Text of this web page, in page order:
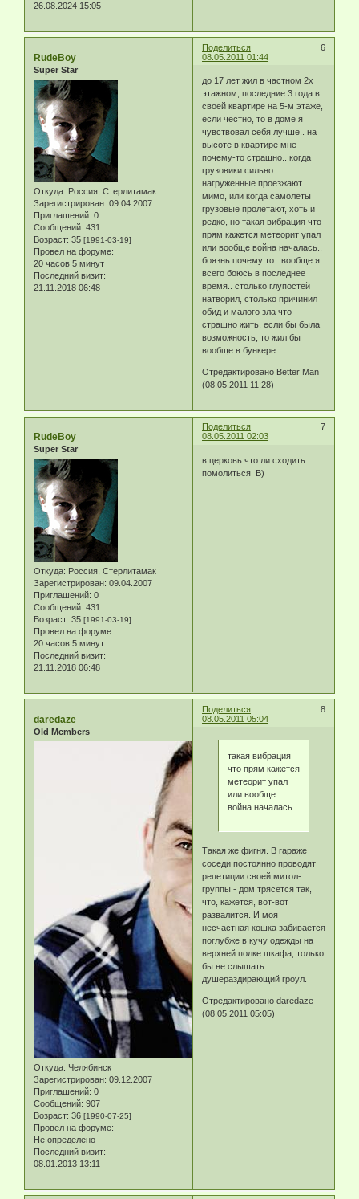
26.08.2024 15:05
Поделиться
6
08.05.2011 01:44
RudeBoy
Super Star
Откуда: Россия, Стерлитамак
Зарегистрирован: 09.04.2007
Приглашений: 0
Сообщений: 431
Возраст: 35 [1991-03-19]
Провел на форуме:
20 часов 5 минут
Последний визит:
21.11.2018 06:48
до 17 лет жил в частном 2х
этажном, последние 3 года в
своей квартире на 5-м этаже,
если честно, то в доме я
чувствовал себя лучше.. на
высоте в квартире мне
почему-то страшно.. когда
грузовики сильно
нагруженные проезжают
мимо, или когда самолеты
грузовые пролетают, хоть и
редко, но такая вибрация что
прям кажется метеорит упал
или вообще война началась..
боязнь почему то.. вообще я
всего боюсь в последнее
время.. столько глупостей
натворил, столько причинил
обид и малого зла что
страшно жить, если бы была
возможность, то жил бы
вообще в бункере.
Отредактировано Better Man
(08.05.2011 11:28)
Поделиться
7
08.05.2011 02:03
RudeBoy
Super Star
Откуда: Россия, Стерлитамак
Зарегистрирован: 09.04.2007
Приглашений: 0
Сообщений: 431
Возраст: 35 [1991-03-19]
Провел на форуме:
20 часов 5 минут
Последний визит:
21.11.2018 06:48
в церковь что ли сходить
помолиться B)
Поделиться
8
08.05.2011 05:04
daredaze
Old Members
Откуда: Челябинск
Зарегистрирован: 09.12.2007
Приглашений: 0
Сообщений: 907
Возраст: 36 [1990-07-25]
Провел на форуме:
Не определено
Последний визит:
08.01.2013 13:11
такая вибрация
что прям кажется
метеорит упал
или вообще
война началась
Такая же фигня. В гараже
соседи постоянно проводят
репетиции своей митол-
группы - дом трясется так,
что, кажется, вот-вот
развалится. И моя
несчастная кошка забивается
поглубже в кучу одежды на
верхней полке шкафа, только
бы не слышать
душераздирающий гроул.
Отредактировано daredaze
(08.05.2011 05:05)